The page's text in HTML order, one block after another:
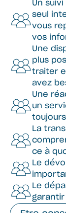
Un
seul
vous
vos
Une
plus
traiter
avez
Une
un
La
ce à
Le
Le